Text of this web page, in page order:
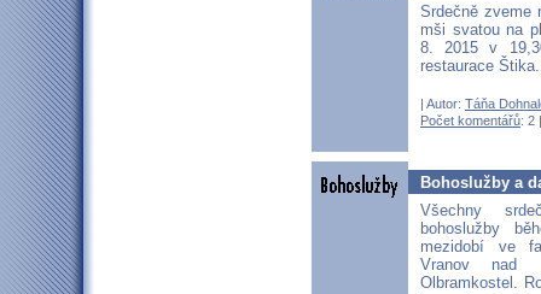
Srdečně zveme
mši svatou na
8. 2015 v
restaurace
| Autor: Táňa
Počet komentářů: 2
Bohoslužby a
Všechny
bohoslužby
mezidobí ve
Vranov nad
Olbramkostel.